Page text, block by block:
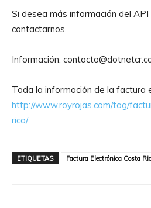
Si desea más información del API
contactarnos.
Información:
Toda la información de la factura
http://www.royrojas.com/tag/
rica/
ETIQUETAS Factura Electrónica Costa